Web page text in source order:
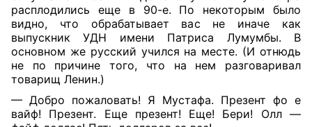
расплодились еще в 90-е. По некоторым было
видно, что обрабатывает вас не иначе как
выпускник УДН имени Патриса Лумумбы. В
основном же русский учился на месте. (И отнюдь
не по причине того, что на нем разговаривал
товарищ Ленин.)
— Добро пожаловать! Я Мустафа. Презент фо е
вайф! Презент. Еще презент! Еще! Бери! Олл —